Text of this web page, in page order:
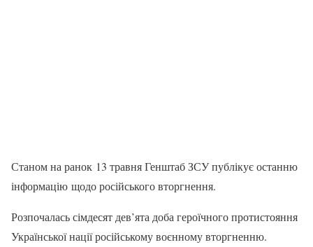
Станом на ранок 13 травня Генштаб ЗСУ публікує останню
інформацію щодо російського вторгнення.
Розпочалась сімдесят дев’ята доба героїчного протистояння
Української нації російському воєнному вторгненню.